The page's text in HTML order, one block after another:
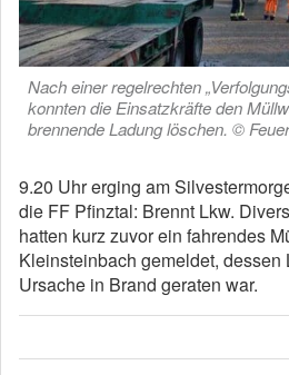
Nach einer regelrechten
konnten die Einsatzkräfte den
brennende Ladung löschen. ©
9.20 Uhr erging am
die FF Pfinztal: Brennt Lkw.
hatten kurz zuvor ein fahrendes
Kleinsteinbach gemeldet,
Ursache in Brand geraten war.